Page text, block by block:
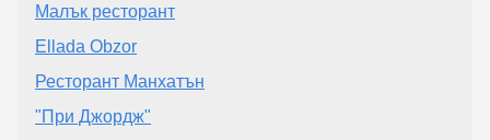
Малък ресторант
Ellada Obzor
Ресторант Манхатън
"При Джордж"